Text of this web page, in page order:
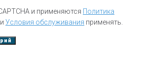
и применяются Политика
и Условия обслуживания применять.